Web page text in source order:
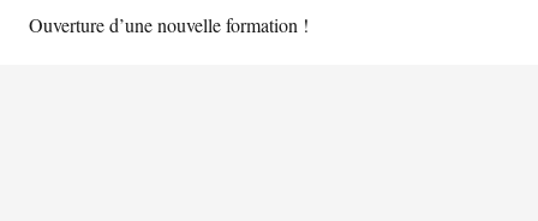
Ouverture d’une nouvelle formation !